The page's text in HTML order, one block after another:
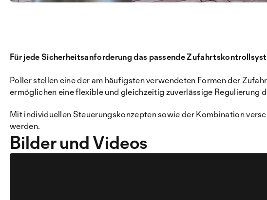
Für jede Sicherheitsanforderung das passende
Poller stellen eine der am häufigsten verwendeten Formen der
ermöglichen eine flexible und gleichzeitig zuverlässige Regulierung
Mit individuellen Steuerungskonzepten sowie der Kombination
werden.
Bilder und Videos